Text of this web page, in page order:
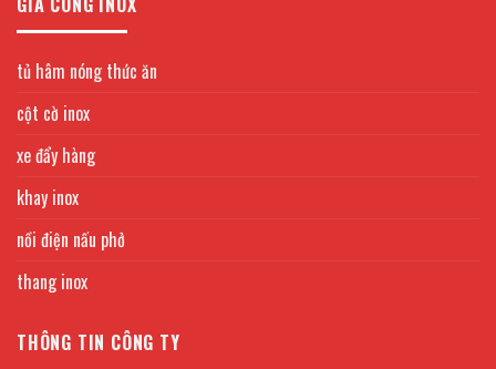
tủ hâm nóng thức ăn
cột cờ inox
xe đẩy hàng
khay inox
nồi điện nấu phở
thang inox
THÔNG TIN CÔNG TY